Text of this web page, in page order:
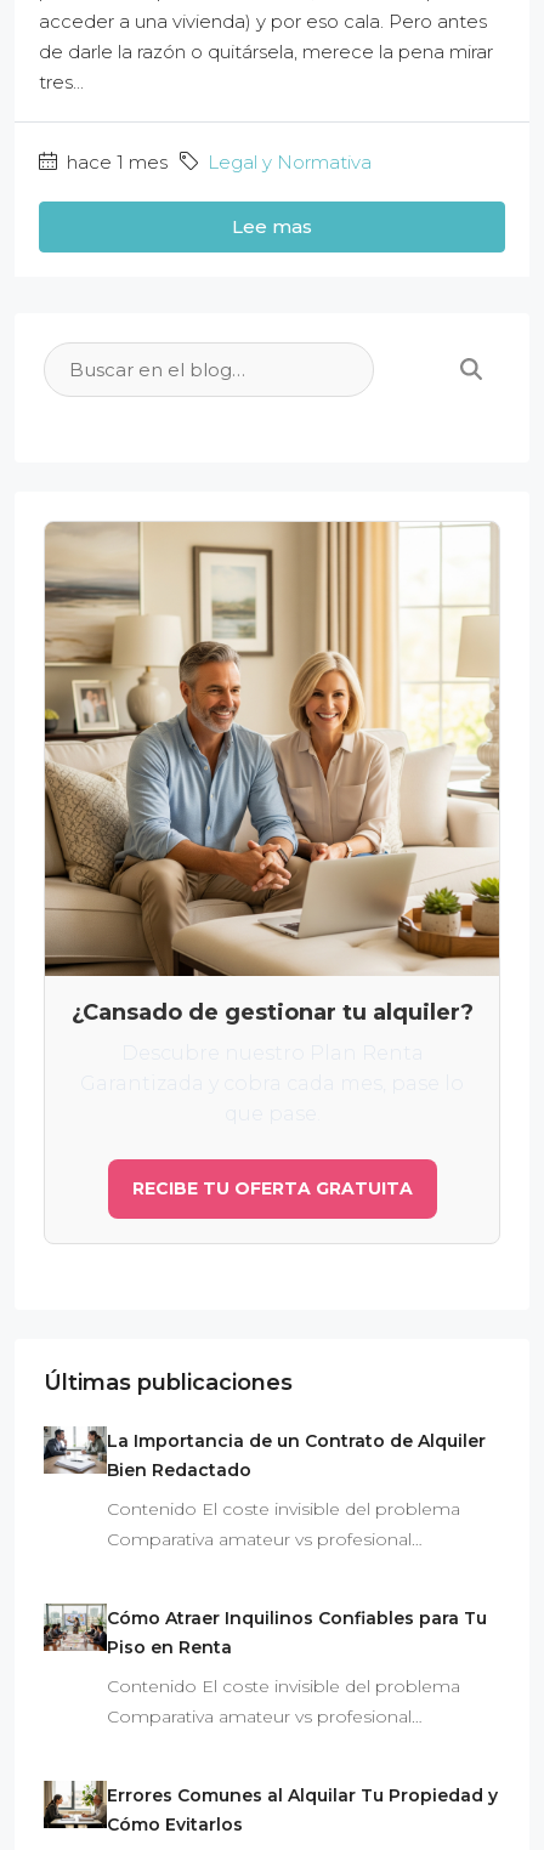
acceder a una vivienda) y por eso cala. Pero antes
de darle la razón o quitársela, merece la pena mirar
tres...
hace 1 mes Legal y Normativa
Lee mas
¿Cansado de gestionar tu alquiler?
RECIBE TU OFERTA GRATUITA
Últimas publicaciones
La Importancia de un Contrato de Alquiler
Bien Redactado
Contenido El coste invisible del problema
Comparativa amateur vs profesional…
Cómo Atraer Inquilinos Confiables para Tu
Piso en Renta
Contenido El coste invisible del problema
Comparativa amateur vs profesional…
Errores Comunes al Alquilar Tu Propiedad y
Cómo Evitarlos